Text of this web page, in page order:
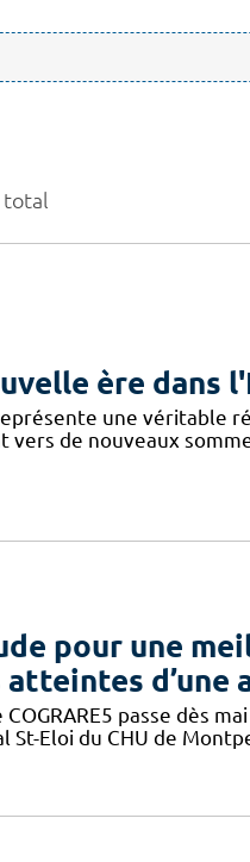
total
ère
une véritable
vers de nouveaux
pour une
d’une
passe dès
St-Eloi du CHU de